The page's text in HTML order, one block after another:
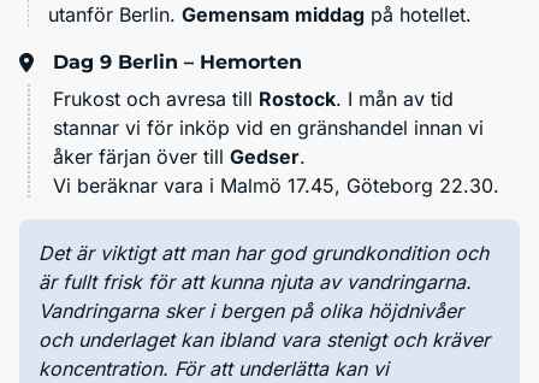
utanför Berlin. Gemensam middag på hotellet.
Dag 9 Berlin – Hemorten
Frukost och avresa till Rostock. I mån av tid
stannar vi för inköp vid en gränshandel innan vi
åker färjan över till Gedser.
Vi beräknar vara i Malmö 17.45, Göteborg 22.30.
Det är viktigt att man har god grundkondition och
är fullt frisk för att kunna njuta av vandringarna.
Vandringarna sker i bergen på olika höjdnivåer
och underlaget kan ibland vara stenigt och kräver
koncentration. För att underlätta kan vi